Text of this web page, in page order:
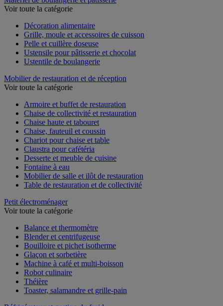
Matériel de boulangerie et pâtisserie
Décoration alimentaire
Grille, moule et accessoires de cuisson
Pelle et cuillère doseuse
Ustensile pour pâtisserie et chocolat
Mobilier de restauration et de réception
Armoire et buffet de restauration
Chaise de collectivité et restauration
Chaise haute et tabouret
Chaise, fauteuil et coussin
Chariot pour chaise et table
Claustra pour cafétéria
Desserte et meuble de cuisine
Fontaine à eau
Mobilier de salle et ilôt de restauration
Petit électroménager
Balance et thermomètre
Blender et centrifugeuse
Bouilloire et pichet isotherme
Glaçon et sorbetière
Machine à café et multi-boisson
Robot culinaire
Théière